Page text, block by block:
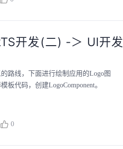
开发(二) -＞ UI开发
路线，下面进行绘制应用的Logo图
板代码，创建LogoComponent。
0